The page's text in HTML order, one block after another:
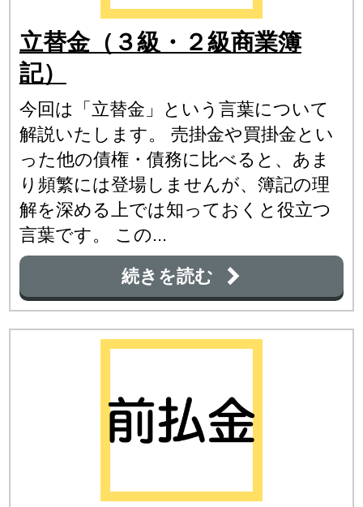
立替金（３級・２級商業簿
記）
今回は「立替金」という言葉について
解説いたします。 売掛金や買掛金とい
った他の債権・債務に比べると、あま
り頻繁には登場しませんが、簿記の理
解を深める上では知っておくと役立つ
言葉です。 この...
続きを読む